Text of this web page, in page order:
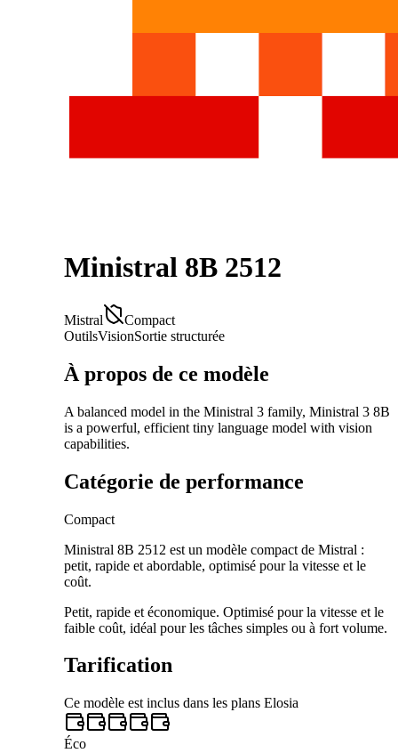
Ministral 8B 2512
Mistral
Compact
OutilsVisionSortie structurée
À propos de ce modèle
A balanced model in the Ministral 3 family, Ministral 3 8B
is a powerful, efficient tiny language model with vision
capabilities.
Catégorie de performance
Compact
Ministral 8B 2512 est un modèle compact de Mistral :
petit, rapide et abordable, optimisé pour la vitesse et le
coût.
Petit, rapide et économique. Optimisé pour la vitesse et le
faible coût, idéal pour les tâches simples ou à fort volume.
Tarification
Ce modèle est inclus dans les plans Elosia
Éco